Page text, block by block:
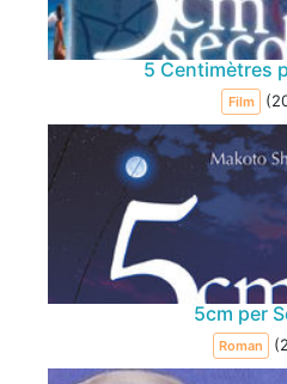
5 Centimètres
Film
5cm per
Roman